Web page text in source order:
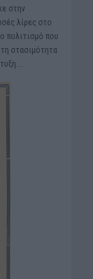
στην
λίρες στο
πολιτισμό που
στασιμότητα